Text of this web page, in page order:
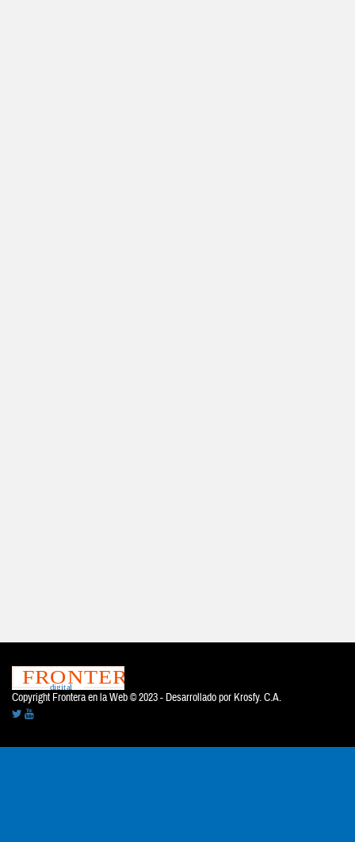
Copyright Frontera en la Web © 2023 - Desarrollado por Krosfy. C.A.